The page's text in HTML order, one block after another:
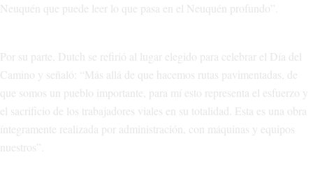
Neuquén que puede leer lo que pasa en el Neuquén profundo”.
Por su parte, Dutch se refirió al lugar elegido para celebrar el Día del
Camino y señaló: “Más allá de que hacemos rutas pavimentadas, de
que somos un pueblo importante, para mí esto representa el esfuerzo y
el sacrificio de los trabajadores viales en su totalidad. Esta es una obra
íntegramente realizada por administración, con máquinas y equipos
nuestros”.